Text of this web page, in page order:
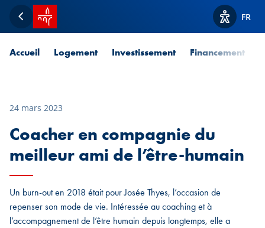
Retour
Accueil SPUERKEESS
Afficher
FR
Accueil Logement Investissement Financement
24 mars 2023
Coacher en compagnie du
meilleur ami de l’être-humain
Un burn-out en 2018 était pour Josée Thyes, l’occasion de
repenser son mode de vie. Intéressée au coaching et à
l’accompagnement de l’être humain depuis longtemps, elle a